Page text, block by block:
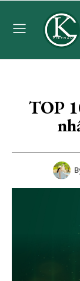
TOP